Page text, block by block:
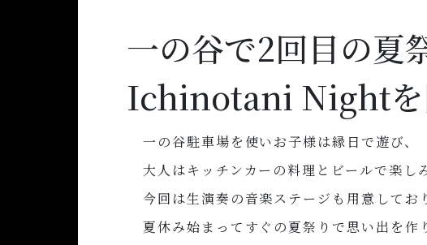
一の谷で2回目の夏
Ichinotani Nightを
一の谷駐車場を使いお子様は縁日で遊び、
大人はキッチンカーの料理とビールで楽し
今回は生演奏の音楽ステージも用意してお
夏休み始まってすぐの夏祭りで思い出を作